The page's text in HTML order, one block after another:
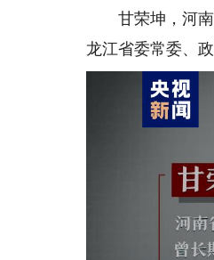
甘荣坤，河南
龙江省委常委、